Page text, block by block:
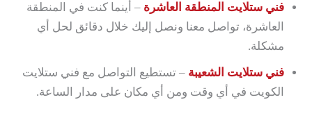
فني ستلايت المنطقة العاشرة – أينما كنت في المنطقة
العاشرة، تواصل معنا ونصل إليك خلال دقائق لحل أي
مشكلة.
فني ستلايت الشعيبة – تستطيع التواصل مع فني ستلايت
الكويت في أي وقت ومن أي مكان على مدار الساعة.